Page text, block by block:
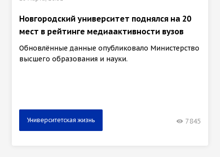
Новгородский университет поднялся на 20
мест в рейтинге медиаактивности вузов
Обновлённые данные опубликовало Министерство
высшего образования и науки.
Университетская жизнь 7845